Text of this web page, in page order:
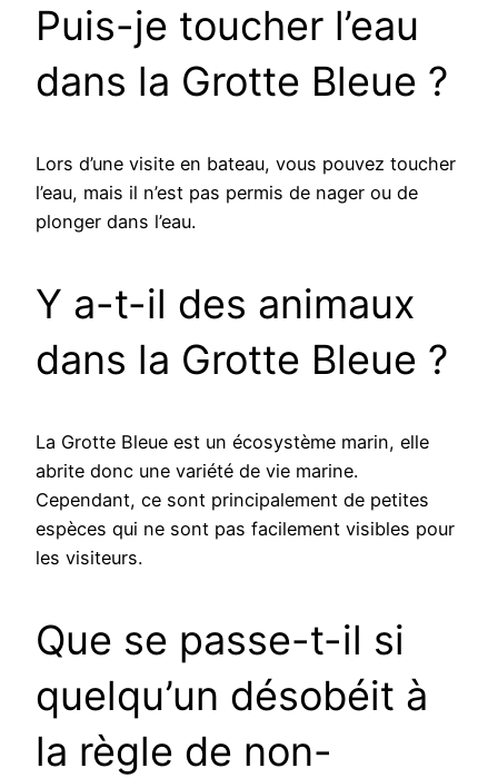
Puis-je toucher l’eau
dans la Grotte Bleue ?
Lors d’une visite en bateau, vous pouvez toucher
l’eau, mais il n’est pas permis de nager ou de
plonger dans l’eau.
Y a-t-il des animaux
dans la Grotte Bleue ?
La Grotte Bleue est un écosystème marin, elle
abrite donc une variété de vie marine.
Cependant, ce sont principalement de petites
espèces qui ne sont pas facilement visibles pour
les visiteurs.
Que se passe-t-il si
quelqu’un désobéit à
la règle de non-